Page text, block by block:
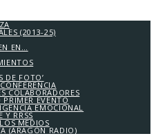
(2013-25)
EN…
DE FOTO’
COLABORADORES
PRIMER EVENTO
EMOCIONAL
Y RRSS
MEDIOS
(ARAGÓN RADIO)